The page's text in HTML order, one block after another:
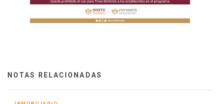
NOTAS RELACIONADAS